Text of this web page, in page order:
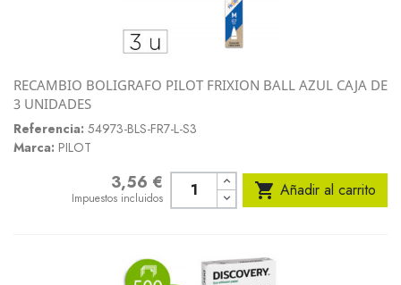
RECAMBIO BOLIGRAFO PILOT FRIXION BALL AZUL CAJA DE
3 UNIDADES
Referencia: 54973-BLS-FR7-L-S3
Marca: PILOT
3,56 €
Impuestos incluidos  Añadir al carrito